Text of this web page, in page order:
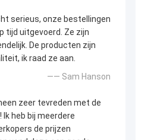
serieus, onze bestellingen
tijd uitgevoerd. Ze zijn
De producten zijn
ik raad ze aan.
—— Sam Hanson
zeer tevreden met de
heb bij meerdere
de prijzen